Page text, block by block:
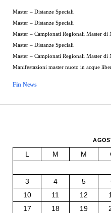
Master – Distanze Speciali
Master – Distanze Speciali
Master – Campionati Regionali Master di
Master – Distanze Speciali
Master – Campionati Regionali Master di
Manifestazioni master nuoto in acque
Fin News
L M M
3
4 5
10
11 12
17
18 19